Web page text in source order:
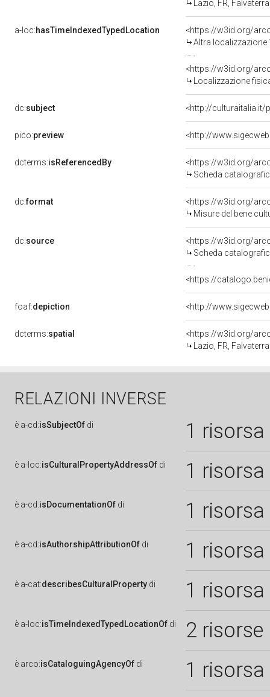
Lazio, FR, Falvaterra
a-loc:hasTimeIndexedTypedLocation
<https://w3id.org/
Altra localizzazione
<https://w3id.org/
Localizzazione
dc:subject <http://culturaitalia.it/
pico:preview
dcterms:isReferencedBy
<https://w3id.org/
Scheda
dc:format
<https://w3id.org/
Misure del bene
dc:source
<https://w3id.org/
Scheda
<https://
foaf:depiction
dcterms:spatial
<https://w3id.org/
Lazio, FR, Falvaterra
RELAZIONI INVERSE
è a-cd:isSubjectOf di 1 risorsa
è a-loc:isCulturalPropertyAddressOf di 1 risorsa
è a-cd:isDocumentationOf di 1 risorsa
è a-cd:isAuthorshipAttributionOf di 1 risorsa
è a-cat:describesCulturalProperty di 1 risorsa
è a-loc:isTimeIndexedTypedLocationOf di 2 risorse
è arco:isCataloguingAgencyOf di 1 risorsa